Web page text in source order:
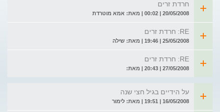
חרדת זרים
20/05/2008 | 00:02 | מאת: אמא מוטרדת
RE: חרדת זרים
25/05/2008 | 19:46 | מאת: שילה
RE: חרדת זרים
27/05/2008 | 20:43 | מאת:
על הידיים בגיל חצי שנה
16/05/2008 | 19:51 | מאת: לימור